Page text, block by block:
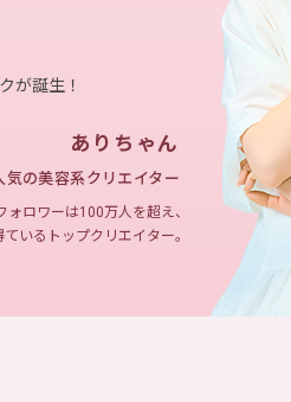
が誕生！
ありちゃん
気の美容系クリエイター
ォロワーは100万人を超え、
ているトップクリエイター。